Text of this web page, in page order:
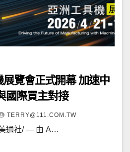
覽會正式開幕 加速中
國際買主對接
TERRY@111.COM.TW
通社/ — 由 A…